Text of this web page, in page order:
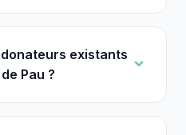
existants
Pau ?